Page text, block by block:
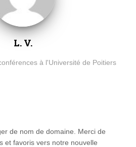
L. V.
à l'Université de Poitiers
de nom de domaine. Merci de
et favoris vers notre nouvelle